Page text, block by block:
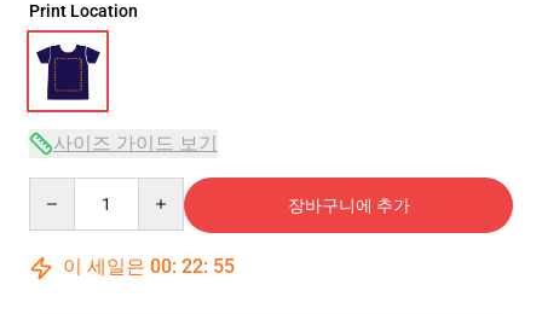
Print Location
사이즈 가이드 보기
장바구니에 추가
이 세일은 00: 22: 54